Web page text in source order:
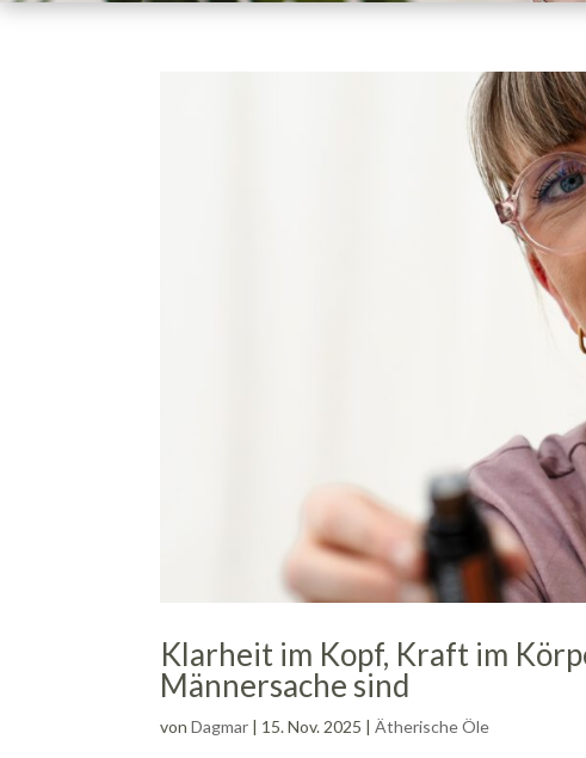
Klarheit im Kopf, Kraft im
Männersache sind
vonDagmar | 15. Nov. 2025 |Ätherische Öle